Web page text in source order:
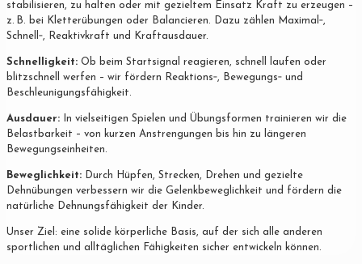
stabilisieren, zu halten oder mit gezieltem Einsatz Kraft zu erzeugen –
z. B. bei Kletterübungen oder Balancieren. Dazu zählen Maximal‐,
Schnell‐, Reaktivkraft und Kraftausdauer.
Schnelligkeit: Ob beim Startsignal reagieren, schnell laufen oder
blitzschnell werfen – wir fördern Reaktions‐, Bewegungs‐ und
Beschleunigungsfähigkeit.
Ausdauer: In vielseitigen Spielen und Übungsformen trainieren wir die
Belastbarkeit – von kurzen Anstrengungen bis hin zu längeren
Bewegungseinheiten.
Beweglichkeit: Durch Hüpfen, Strecken, Drehen und gezielte
Dehnübungen verbessern wir die Gelenkbeweglichkeit und fördern die
natürliche Dehnungsfähigkeit der Kinder.
Unser Ziel: eine solide körperliche Basis, auf der sich alle anderen
sportlichen und alltäglichen Fähigkeiten sicher entwickeln können.